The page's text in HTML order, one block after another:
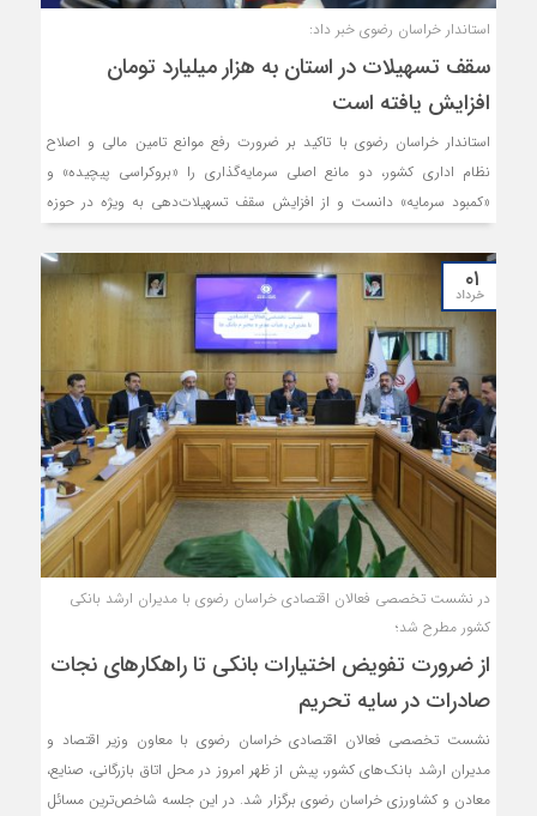
استاندار خراسان رضوی خبر داد:
سقف تسهیلات در استان به هزار میلیارد تومان
افزایش یافته است
استاندار خراسان رضوی با تاکید بر ضرورت رفع موانع تامین مالی و اصلاح
نظام اداری کشور، دو مانع اصلی سرمایه‌گذاری را «بروکراسی پیچیده» و
«کمبود سرمایه» دانست و از افزایش سقف تسهیلات‌دهی به ویژه در حوزه
۰۱
خرداد
در نشست تخصصی فعالان اقتصادی خراسان رضوی با مدیران ارشد بانکی
کشور مطرح شد؛
از ضرورت تفویض اختیارات بانکی تا راهکارهای نجات
صادرات در سایه تحریم
نشست تخصصی فعالان اقتصادی خراسان رضوی با معاون وزیر اقتصاد و
مدیران ارشد بانک‌های کشور، پیش از ظهر امروز در محل اتاق بازرگانی، صنایع،
معادن و کشاورزی خراسان رضوی برگزار شد. در این جلسه شاخص‌ترین مسائل